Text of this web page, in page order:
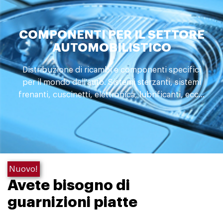
COMPONENTI PER IL SETTORE
AUTOMOBILISTICO
Distribuzione di ricambi e componenti specifici
per il mondo dell'auto. Sistemi sterzanti, sistemi
frenanti, cuscinetti, elettronica, lubrificanti, ecc...
Nuovo!
Avete bisogno di
guarnizioni piatte